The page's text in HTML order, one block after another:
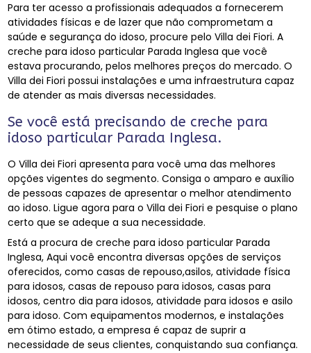
Para ter acesso a profissionais adequados a fornecerem
atividades físicas e de lazer que não comprometam a
saúde e segurança do idoso, procure pelo Villa dei Fiori. A
creche para idoso particular Parada Inglesa que você
estava procurando, pelos melhores preços do mercado. O
Villa dei Fiori possui instalações e uma infraestrutura capaz
de atender as mais diversas necessidades.
Se você está precisando de creche para
idoso particular Parada Inglesa.
O Villa dei Fiori apresenta para você uma das melhores
opções vigentes do segmento. Consiga o amparo e auxílio
de pessoas capazes de apresentar o melhor atendimento
ao idoso. Ligue agora para o Villa dei Fiori e pesquise o plano
certo que se adeque a sua necessidade.
Está a procura de creche para idoso particular Parada
Inglesa, Aqui você encontra diversas opções de serviços
oferecidos, como casas de repouso,asilos, atividade física
para idosos, casas de repouso para idosos, casas para
idosos, centro dia para idosos, atividade para idosos e asilo
para idoso. Com equipamentos modernos, e instalações
em ótimo estado, a empresa é capaz de suprir a
necessidade de seus clientes, conquistando sua confiança.